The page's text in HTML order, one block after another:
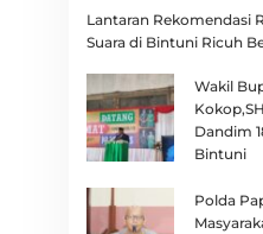
Lantaran Rekomendasi
Suara di Bintuni Ricuh
Wakil
Dandim
Bintuni
Polda